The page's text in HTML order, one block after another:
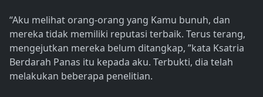
“Aku melihat orang-orang yang Kamu bunuh, dan
mereka tidak memiliki reputasi terbaik. Terus terang,
mengejutkan mereka belum ditangkap, ”kata Ksatria
Berdarah Panas itu kepada aku. Terbukti, dia telah
melakukan beberapa penelitian.